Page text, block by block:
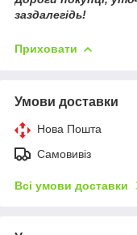
заздалегідь!
Приховати
Умови доставки
Нова Пошта
Самовивіз
Всі умови доставки